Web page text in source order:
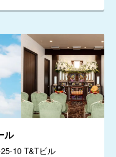
ル
10 T&Tビル